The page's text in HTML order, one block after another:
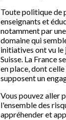
Toute politique de
enseignants et
notamment par
domaine qui
initiatives ont vu le
Suisse. La France
en place, dont
supposent un
Vous pouvez aller
l'ensemble des
appréhender et